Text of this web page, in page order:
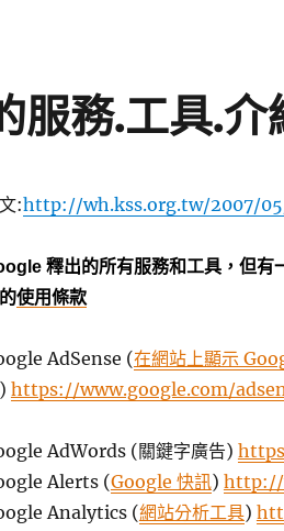
務.工具.介
:http://wh.kss.org.tw/2007/
釋出的所有服務和工具，但有
使用條款
AdSense (在網站上顯示
) https://www.google.com/
AdWords (關鍵字廣告)
Alerts (Google 快訊) http://
Analytics (網站分析工具)